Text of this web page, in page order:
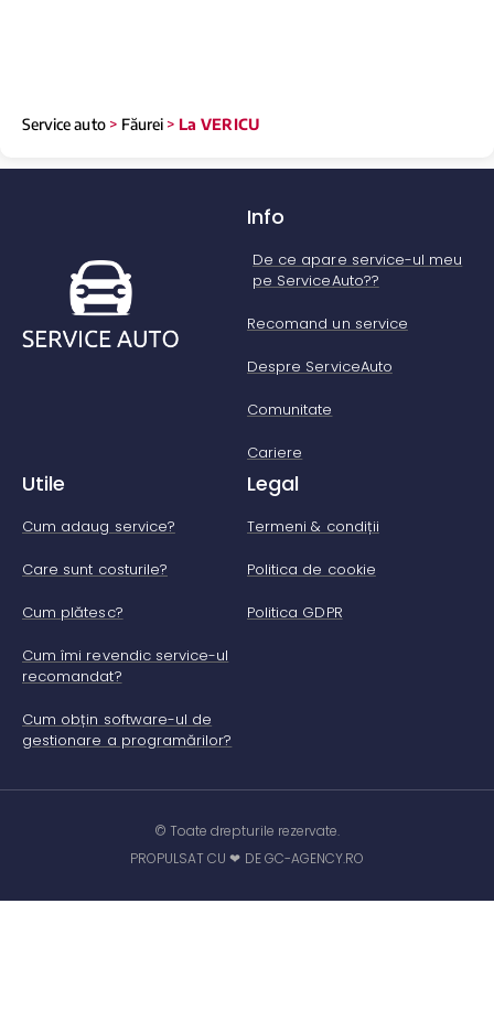
Service auto> Făurei > La VERICU
Info
De ce apare service-ul meu
pe ServiceAuto??
Recomand un service
Despre ServiceAuto
Comunitate
Cariere
Utile
Cum adaug service?
Care sunt costurile?
Cum plătesc?
Cum îmi revendic service-ul
recomandat?
Cum obțin software-ul de
gestionare a programărilor?
Legal
Termeni & condiții
Politica de cookie
Politica GDPR
© Toate drepturile rezervate.
PROPULSAT CU ❤ DE GC-AGENCY.RO